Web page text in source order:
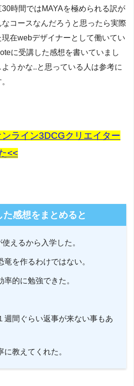
時間ではMAYAを極められる訳が
コースなんだろうと思ったら実際
在webデザイナーとして働いてい
に受講した感想を書いていまし
うかな..と思っている人は参考に
ライン3DCGクリエイター
<<
た感想をまとめると
えるから入学した。
竜を作るわけではない。
的に勉強できた。
週間ぐらい返事が来ない事もあ
教えてくれた。